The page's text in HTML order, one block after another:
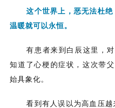
这个世界上，恶无法杜绝
温暖就可以永恒。
有患者来到白辰这里，
知道了心梗的症状，这次带
始具象化。
看到有人误以为高血压越